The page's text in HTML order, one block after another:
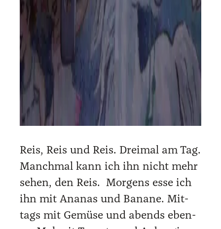
Reis, Reis und Reis. Drei­mal am Tag.
Manch­mal kann ich ihn nicht mehr
sehen, den Reis. Mor­gens esse ich
ihn mit Ana­nas und Bana­ne. Mit­
tags mit Gemü­se und abends eben­